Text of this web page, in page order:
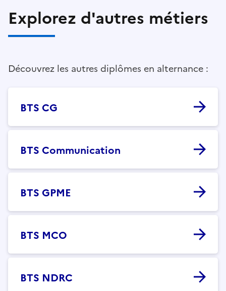
Explorez d'autres métiers
Découvrez les autres diplômes en alternance :
BTS CG
BTS Communication
BTS GPME
BTS MCO
BTS NDRC